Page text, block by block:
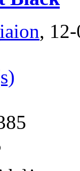
iaion,